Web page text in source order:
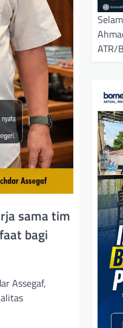
sama tim
bagi
Assegaf,
ATR/